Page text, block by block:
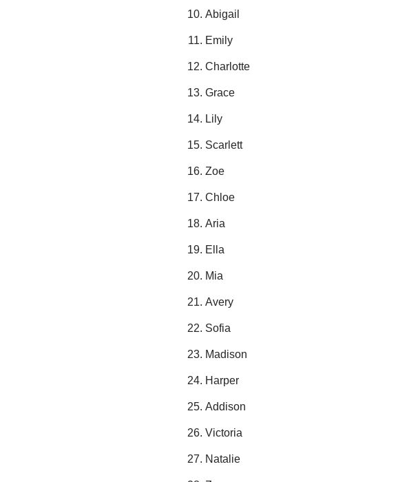
Abigail
Emily
Charlotte
Grace
Lily
Scarlett
Zoe
Chloe
Aria
Ella
Mia
Avery
Sofia
Madison
Harper
Addison
Victoria
Natalie